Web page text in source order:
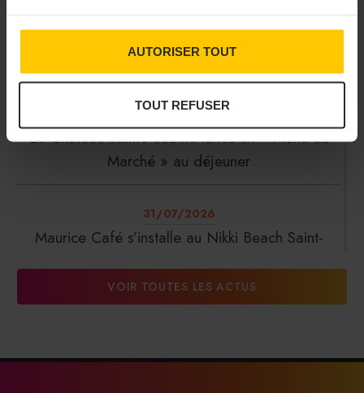
AUTORISER TOUT
TOUT REFUSER
Au cœur du CHR en pause pendant l’été
31/07/2026
Le Château Sainte-Sabine lance un « Menu du
Marché » au déjeuner
31/07/2026
Maurice Café s’installe au Nikki Beach Saint-
d’euros de chiffre d’affaires
VOIR TOUTES LES ACTUS